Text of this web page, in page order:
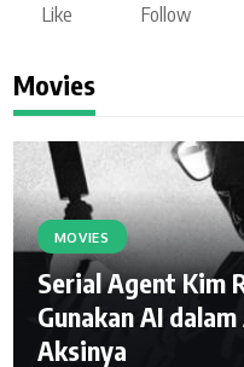
Like Follow
Movies
MOVIES
Serial Agent Kim
Gunakan AI
Aksinya